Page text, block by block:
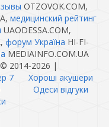
OTZOVOK.COM,
медицинский рейтинг
UAODESSA.COM,
форум Україна HI-FI-
MEDIAINFO.COM.UA
2014-2026 |
7
Хороші акушери
Одеси відгуки